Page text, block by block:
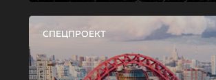
СПЕЦПРОЕКТ